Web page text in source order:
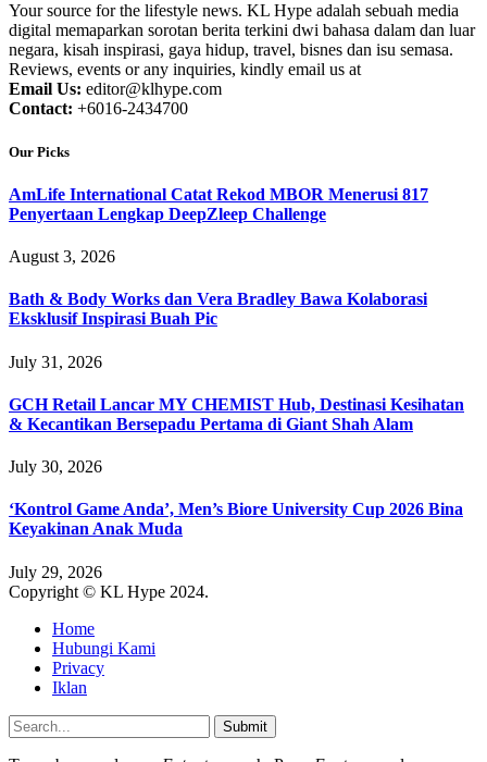
Your source for the lifestyle news. KL Hype adalah sebuah media
digital memaparkan sorotan berita terkini dwi bahasa dalam dan luar
negara, kisah inspirasi, gaya hidup, travel, bisnes dan isu semasa.
Reviews, events or any inquiries, kindly email us at
Email Us: editor@klhype.com
Contact: +6016-2434700
Our Picks
AmLife International Catat Rekod MBOR Menerusi 817
Penyertaan Lengkap DeepZleep Challenge
August 3, 2026
Bath & Body Works dan Vera Bradley Bawa Kolaborasi
Eksklusif Inspirasi Buah Pic
July 31, 2026
GCH Retail Lancar MY CHEMIST Hub, Destinasi Kesihatan
& Kecantikan Bersepadu Pertama di Giant Shah Alam
July 30, 2026
‘Kontrol Game Anda’, Men’s Biore University Cup 2026 Bina
Keyakinan Anak Muda
July 29, 2026
Copyright © KL Hype 2024.
Home
Hubungi Kami
Privacy
Iklan
Submit